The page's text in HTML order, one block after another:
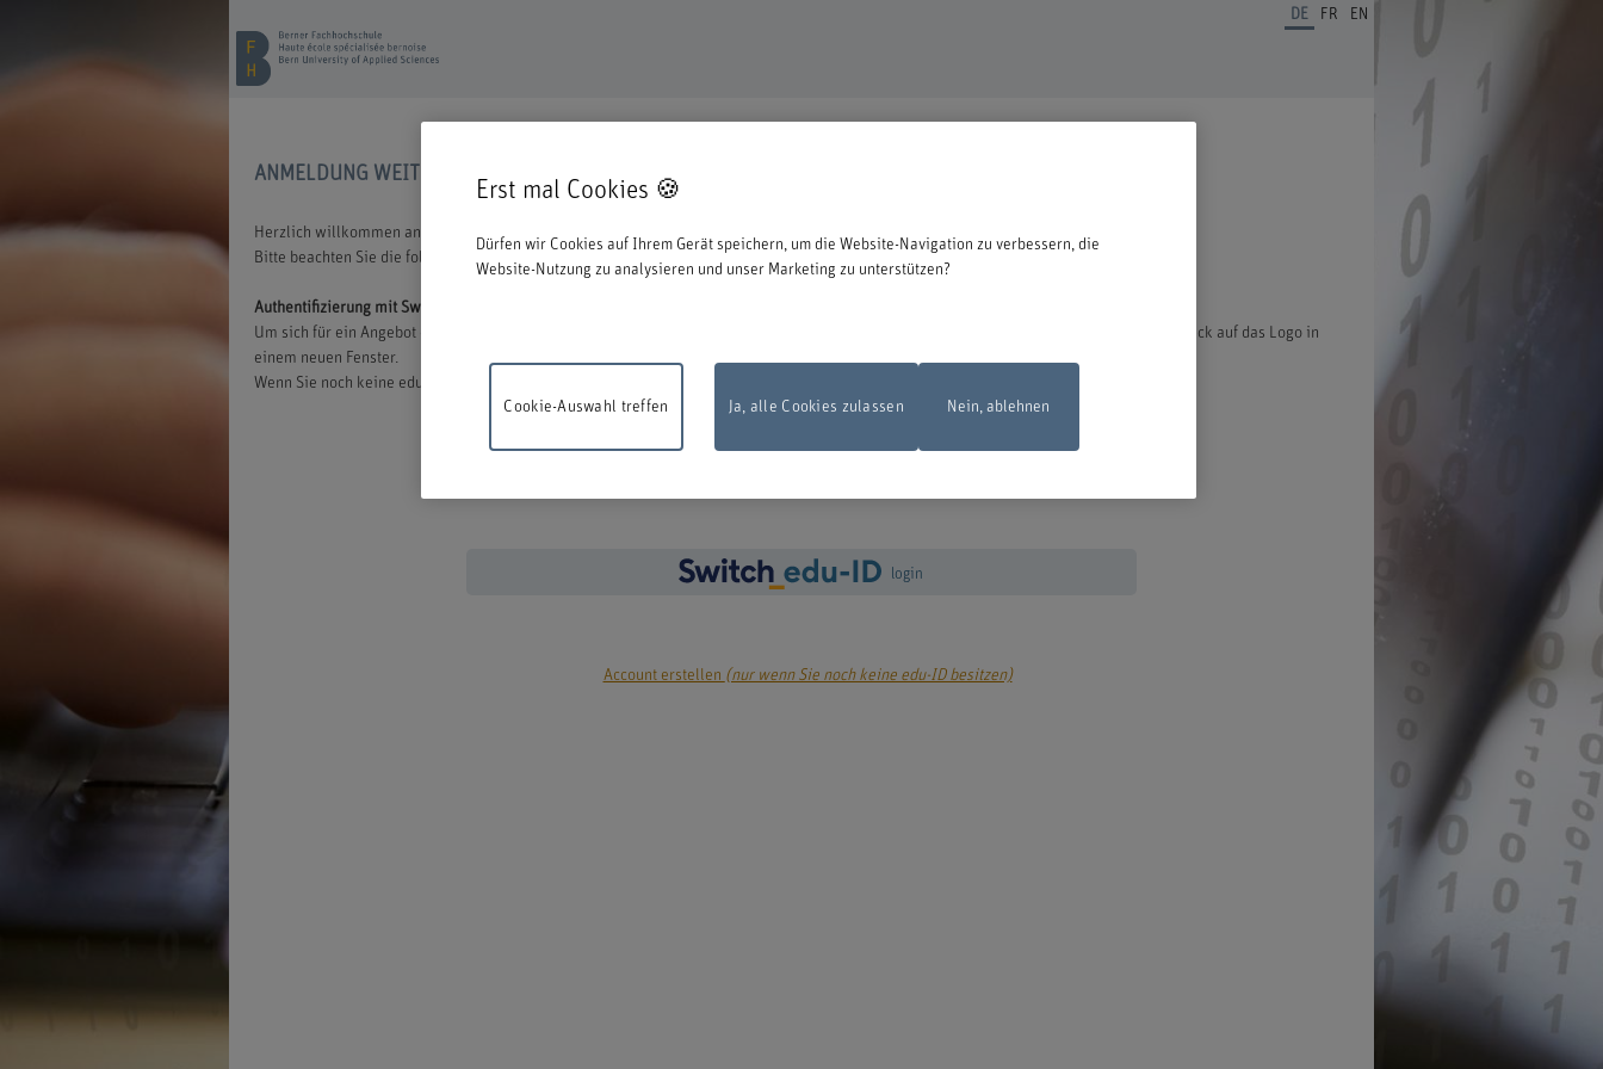
DE FR EN
ANMELDUNG WEITERBILDUNG
Herzlich willkommen an der BFH. Wir freuen uns, dass Sie sich für eine Aus- oder Weiterbildung bei uns entschieden haben.
Bitte beachten Sie die folgenden Informationen zum Start des Anmeldeprozesses:
Authentifizierung mit Switch edu-ID
Um sich für ein Angebot der BFH anmelden zu können, müssen Sie sich mit der edu-ID von Switch anmelden. Das Loginfenster öffnet bei Klick auf das Logo in
einem neuen Fenster.
Wenn Sie noch keine edu-ID besitzen, können Sie diese direkt bei Switch erstellen.
login
Account erstellen (nur wenn Sie noch keine edu-ID besitzen)
Erst mal Cookies 🍪
Dürfen wir Cookies auf Ihrem Gerät speichern, um die Website-Navigation zu verbessern, die
Website-Nutzung zu analysieren und unser Marketing zu unterstützen?
Ja, alle Cookies zulassen
Cookie-Auswahl treffen Nein, ablehnen